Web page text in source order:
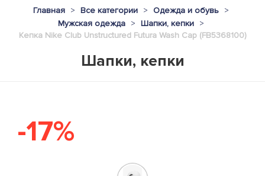
Главная Все категории
Одежда и обувь
Мужская одежда
Шапки, кепки
Кепка Nike Club Unstructured Futura Wash Cap (FB5368100)
Шапки, кепки
-17%